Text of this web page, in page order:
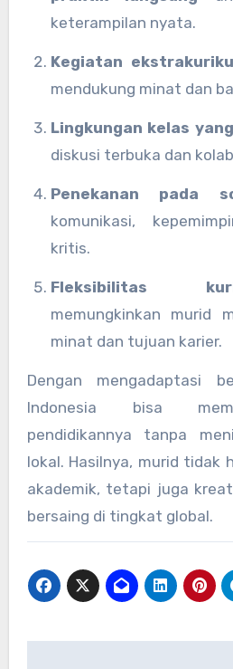
keterampilan nyata.
Kegiatan
mendukung minat dan
Lingkungan kelas
diskusi terbuka dan
Penekanan pada
komunikasi,
kritis.
Fleksibilitas
memungkinkan murid
minat dan tujuan karier.
Dengan mengadaptasi
Indonesia bisa
pendidikannya tanpa
lokal. Hasilnya, murid tidak
akademik, tetapi juga
bersaing di tingkat global.